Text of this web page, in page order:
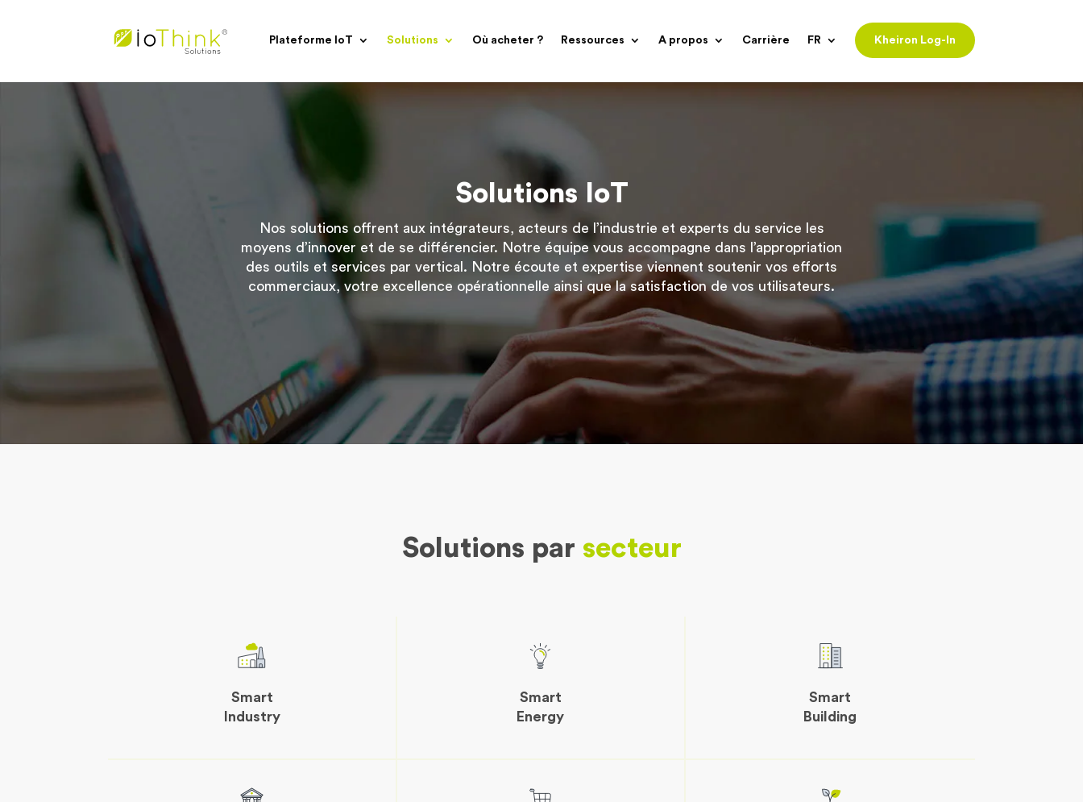
Plateforme IoT Solutions Où acheter ? Ressources A propos Carrière FR Kheiron Log-In
Solutions IoT
Nos solutions offrent aux intégrateurs, acteurs de l’industrie et experts du service les
moyens d’innover et de se différencier. Notre équipe vous accompagne dans l’appropriation
des outils et services par vertical. Notre écoute et expertise viennent soutenir vos efforts
commerciaux, votre excellence opérationnelle ainsi que la satisfaction de vos utilisateurs.
Solutions par secteur
Smart
Industry
Smart
Energy
Smart
Building